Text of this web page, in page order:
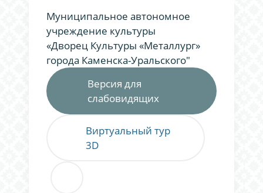
Муниципальное автономное
учреждение культуры
«Дворец Культуры «Металлург»
города Каменска-Уральского"
Версия для
слабовидящих
Виртуальный тур
3D